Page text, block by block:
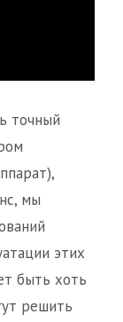
точный
мы
этих
быть хоть
решить